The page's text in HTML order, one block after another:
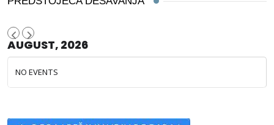
AUGUST, 2026
NO EVENTS